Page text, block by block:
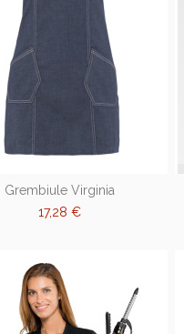
Grembiule Virginia
17,28 €